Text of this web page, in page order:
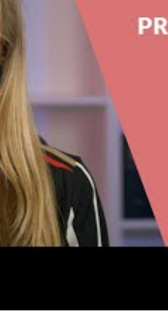
Toutefois, leur efficacité dépend d’une
et d’une réapplication régulière toutes
baignade ou de transpiration intense.
cutanées ou avoir un impact
En 2026, les fabricants
sans oxybenzone ni octinoxate, afin
solutions, consulter les
protection solaire.
anti-UV
permanente et efficace contre les
expositions prolongées, comme lors
souvent testés selon des normes
Leur résistance aux lavages
durable, contrairement aux filtres
de protéger la peau non